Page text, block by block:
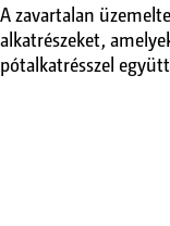
A zavartalan
alkatrészeket,
pótalkatrésszel